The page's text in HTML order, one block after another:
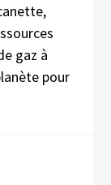
gaz à
pour